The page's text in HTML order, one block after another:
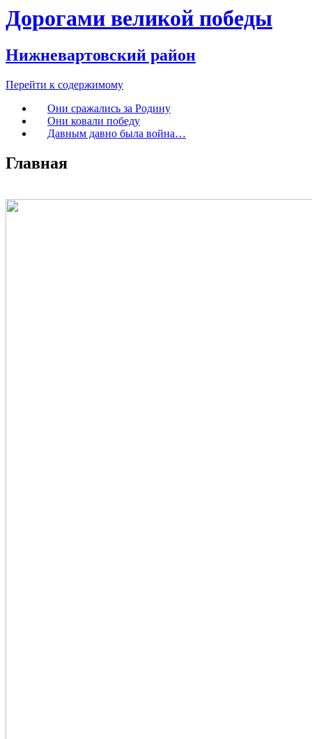
Дорогами великой победы
Нижневартовский район
Перейти к содержимому
Они сражались за Родину
Они ковали победу
Давным давно была война…
Главная